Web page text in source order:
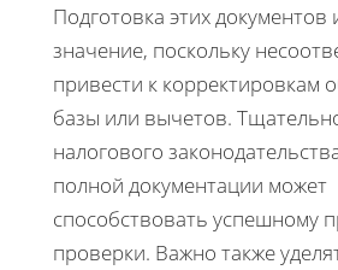
Подготовка этих
значение, поскольку
привести к корректировкам
базы или вычетов.
налогового
полной документации может
способствовать успешному
проверки. Важно также